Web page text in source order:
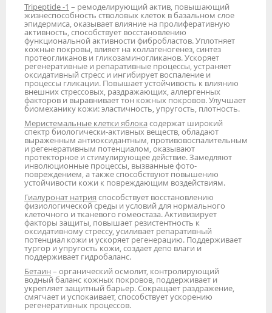
Tripeptide -1 – ремоделирующий актив, повышающий
жизнеспособность стволовых клеток в базальном слое
эпидермиса, оказывает влияние на пролиферативную
активность, способствует восстановлению
функциональной активности фибробластов. Уплотняет
кожные покровы, влияет на коллагеногенез, синтез
протеогликанов и гликозаминогликанов. Ускоряет
регенеративные и репаративные процессы, устраняет
оксидативный стресс и ингибирует воспаление и
процессы гликации. Повышает устойчивость к влиянию
внешних стрессовых, раздражающих, аллергенных
факторов и выравнивает тон кожных покровов. Улучшает
биомеханику кожи: эластичность, упругость, плотность.
Меристемальные клетки яблока содержат широкий
спектр биологически-активных веществ, обладают
выраженным антиоксидантным, противовоспалительным
и регенеративным потенциалом, оказывают
протекторное и стимулирующее действие. Замедляют
инволюционные процессы, вызванные фото-
повреждением, а также способствуют повышению
устойчивости кожи к повреждающим воздействиям.
Гиалуронат натрия способствует восстановлению
физиологической среды и условий для нормального
клеточного и тканевого гомеостаза. Активизирует
факторы защиты, повышает резистентность к
оксидативному стрессу, усиливает репаративный
потенциал кожи и ускоряет регенерацию. Поддерживает
тургор и упругость кожи, создает депо влаги и
поддерживает гидробаланс.
Бетаин – органический осмолит, контролирующий
водный баланс кожных покровов, поддерживает и
укрепляет защитный барьер. Сокращает раздражение,
смягчает и успокаивает, способствует ускорению
регенеративных процессов.